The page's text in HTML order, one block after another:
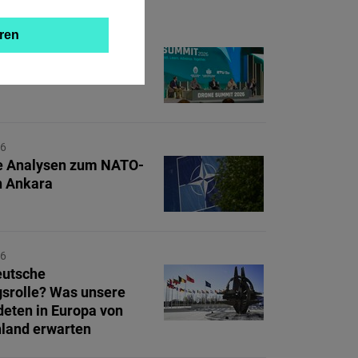
braucht ukrainische
zum NATO-
Ankara
Was unsere
in Europa von
erwarten